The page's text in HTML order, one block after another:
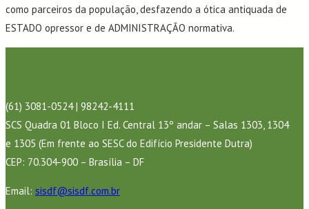
como parceiros da população, desfazendo a ótica antiquada de
ESTADO opressor e de ADMINISTRAÇÃO normativa.
(61) 3081-0524 | 98242-4111
SCS Quadra 01 Bloco I Ed. Central 13º andar – Salas 1303, 1304
e 1305 (Em frente ao SESC do Edifício Presidente Dutra)
CEP: 70.304-900 – Brasília – DF
Email: sisdf@sisdf.com.br